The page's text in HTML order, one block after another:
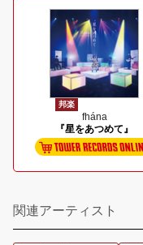
邦楽
fhána
『星をあつめて』
関連アーティスト